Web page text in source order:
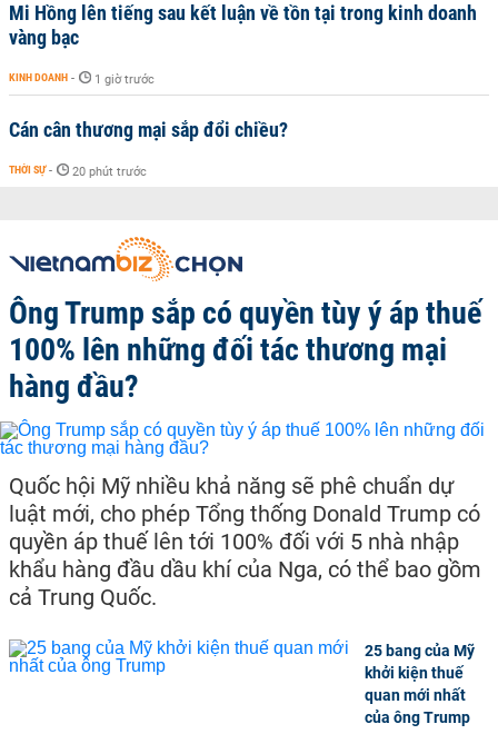
Mi Hồng lên tiếng sau kết luận về tồn tại trong kinh doanh
vàng bạc
KINH DOANH - 1 giờ trước
Cán cân thương mại sắp đổi chiều?
THỜI SỰ - 20 phút trước
Ông Trump sắp có quyền tùy ý áp thuế
100% lên những đối tác thương mại
hàng đầu?
Quốc hội Mỹ nhiều khả năng sẽ phê chuẩn dự
luật mới, cho phép Tổng thống Donald Trump có
quyền áp thuế lên tới 100% đối với 5 nhà nhập
khẩu hàng đầu dầu khí của Nga, có thể bao gồm
cả Trung Quốc.
25 bang của Mỹ
khởi kiện thuế
quan mới nhất
của ông Trump